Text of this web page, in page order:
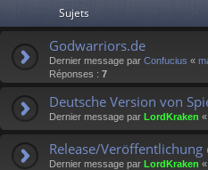
Sujets
Godwarriors.de
Dernier message par Confucius «
Réponses : 7
Deutsche Version von
Dernier message par LordKraken «
Release/Veröffentlichung
Dernier message par LordKraken «